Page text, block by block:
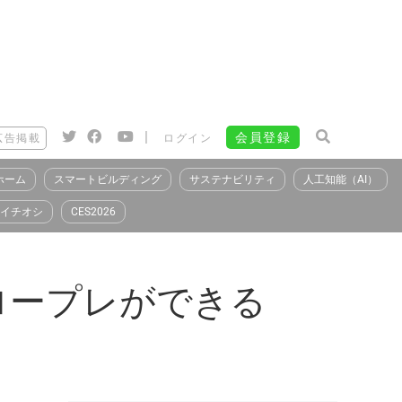
告掲載 | ログイン 会員登録
ーム スマートビルディング サステナビリティ 人工知能（AI）
イチオシ CES2026
プレができる